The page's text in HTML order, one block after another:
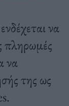
να
πληρωμές
να
της ως